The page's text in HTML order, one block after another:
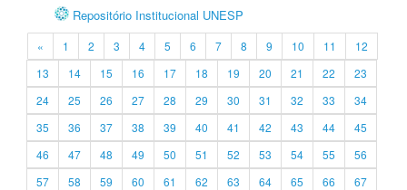
Repositório Institucional UNESP
« 1 2 3 4 5 6 7 8 9 10 11
12
13
14 15 16 17 18 19 20 21 22
23
24
25 26 27 28 29 30 31 32 33
34
35
36 37 38 39 40 41 42 43 44
45
46
47 48 49 50 51 52 53 54 55
56
57
58 59 60 61 62 63 64 65 66
67